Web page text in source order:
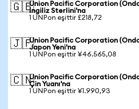
🇬🇧Union Pacific Corporation
İngiliz Sterlini'na
1 UNPon eşittir £218,72
🇯🇵Union Pacific Corporation
Japon Yeni'na
1 UNPon eşittir ¥46.565,08
🇨🇳Union Pacific Corporation
Çin Yuanı'na
1 UNPon eşittir ¥1.990,93